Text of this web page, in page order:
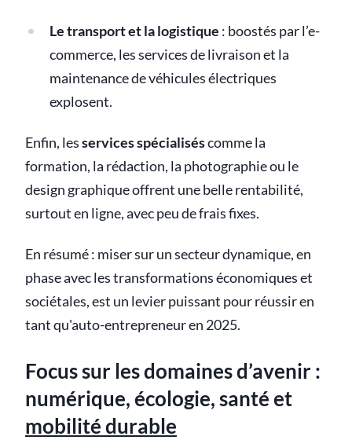
Le transport et la logistique : boostés par l’e-
commerce, les services de livraison et la
maintenance de véhicules électriques
explosent.
Enfin, lesservices spécialiséscomme la
formation, la rédaction, la photographie ou le
design graphique offrent une belle rentabilité,
surtout en ligne, avec peu de frais fixes.
En résumé : miser sur un secteur dynamique, en
phase avec les transformations économiques et
sociétales, est un levier puissant pour réussir en
tant qu'auto-entrepreneur en 2025.
Focus sur les domaines d’avenir :
numérique, écologie, santé et
mobilité durable